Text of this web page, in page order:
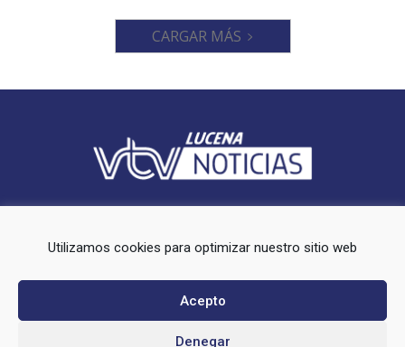
Utilizamos cookies para optimizar nuestro sitio web
Acepto
Denegar
CARGAR MÁS